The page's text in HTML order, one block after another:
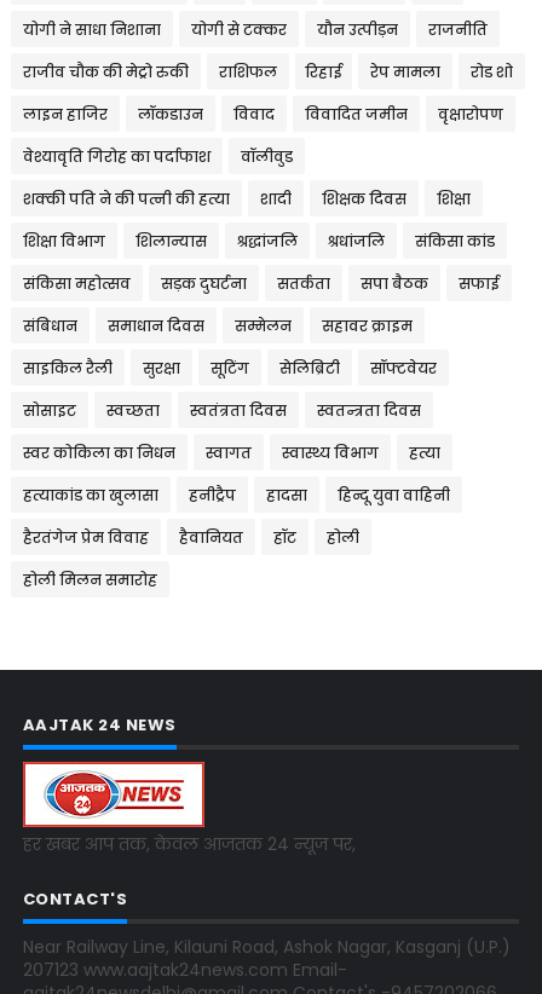
योगी ने साधा निशाना योगी से टक्कर यौन उत्पीड़न राजनीति
राजीव चौक की मेट्रो रुकी राशिफल रिहाई रेप मामला रोड शो
लाइन हाजिर लॉकडाउन विवाद विवादित जमीन वृक्षारोपण
वेश्यावृति गिरोह का पर्दाफाश वॉलीवुड
शक्की पति ने की पत्नी की हत्या शादी शिक्षक दिवस शिक्षा
शिक्षा विभाग शिलान्यास श्रद्धांजलि श्रधांजलि संकिसा कांड
संकिसा महोत्सव सड़क दुघर्टना सतर्कता सपा बैठक सफाई
संबिधान समाधान दिवस सम्मेलन सहावर क्राइम
साइकिल रैली सुरक्षा सूटिंग सेलिब्रिटी सॉफ्टवेयर
सोसाइट स्वच्छता स्वतंत्रता दिवस स्वतन्त्रता दिवस
स्वर कोकिला का निधन स्वागत स्वास्थ्य विभाग हत्या
हत्याकांड का खुलासा हनीट्रैप हादसा हिन्दू युवा वाहिनी
हैरतंगेज प्रेम विवाह हैवानियत हॉट होली
होली मिलन समारोह
AAJTAK 24 NEWS
हर खबर आप तक, केवल आजतक 24 न्यूज पर,
CONTACT'S
Near Railway Line, Kilauni Road, Ashok Nagar, Kasganj (U.P.)
207123 www.aajtak24news.com Email-